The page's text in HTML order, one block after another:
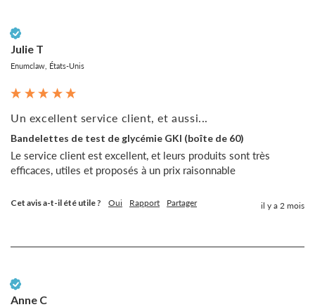
Julie T
Enumclaw, États-Unis
Un excellent service client, et aussi...
Bandelettes de test de glycémie GKI (boîte de 60)
Le service client est excellent, et leurs produits sont très
efficaces, utiles et proposés à un prix raisonnable
Cet avis a-t-il été utile ? Oui Rapport Partager il y a 2 mois
Anne C